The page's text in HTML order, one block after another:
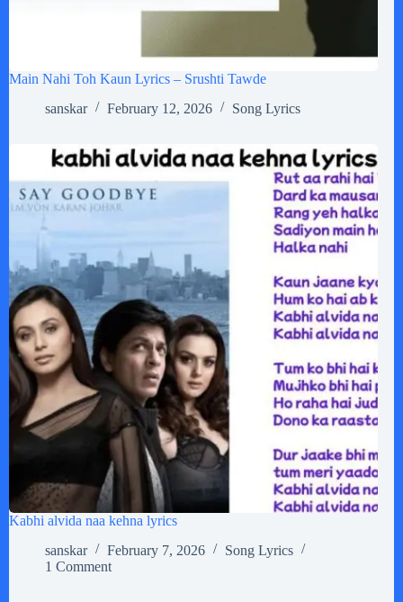
Main Nahi Toh Kaun Lyrics – Srushti Tawde
sanskar
February 12, 2026 Song Lyrics
Kabhi alvida naa kehna lyrics
sanskar
February 7, 2026
Song Lyrics
1 Comment